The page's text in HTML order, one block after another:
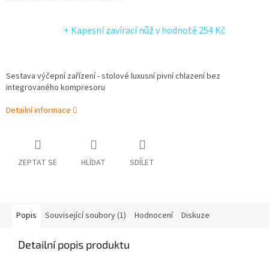
+ Kapesní zavírací nůžv hodnotě 254 Kč
Sestava výčepní zařízení - stolové luxusní pivní chlazení bez
integrovaného kompresoru
Detailní informace
ZEPTAT SE HLÍDAT SDÍLET
Popis Související soubory (1) Hodnocení Diskuze
Detailní popis produktu